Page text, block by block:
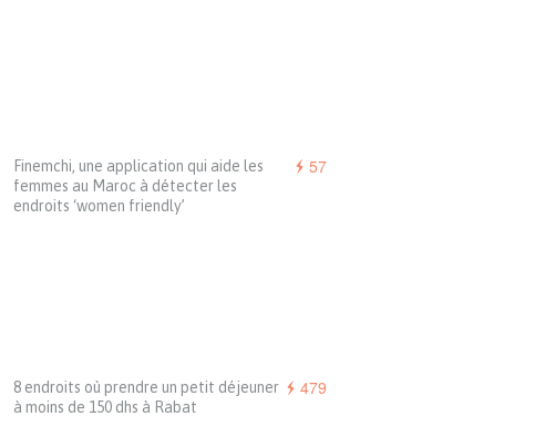
57
Finemchi, une application qui aide les
femmes au Maroc à détecter les
endroits ‘women friendly’
479
8 endroits où prendre un petit déjeuner
à moins de 150 dhs à Rabat